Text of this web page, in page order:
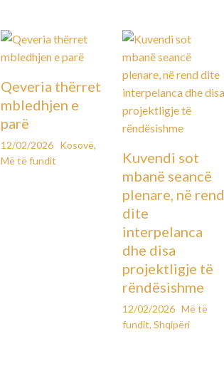
Qeveria thërret
mbledhjen e
parë
12/02/2026 Kosovë,
Më të fundit
Kuvendi sot
mbanë seancë
plenare, në rend
dite
interpelanca
dhe disa
projektligje të
rëndësishme
12/02/2026 Më të
fundit,Shqipëri